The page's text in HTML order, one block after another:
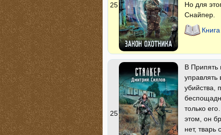
25
Но для
Снайпер.
25
В Припять
убийства,
только
этом, он
нет, тварь